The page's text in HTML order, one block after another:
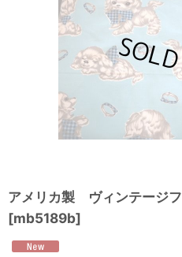
アメリカ製 ヴィンテージ
[mb5189b]